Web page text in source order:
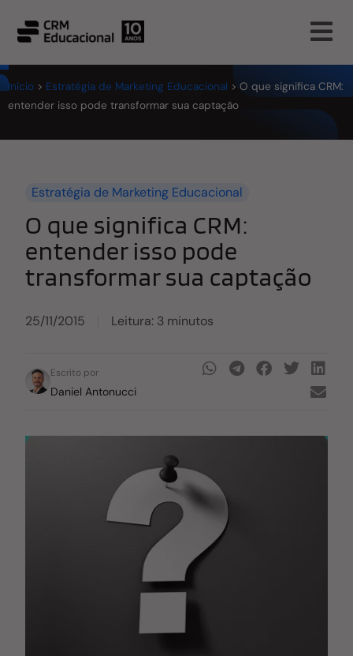
Início > Estratégia de Marketing Educacional > O que significa CRM:
entender isso pode transformar sua captação
Estratégia de Marketing Educacional
O que significa CRM:
entender isso pode
transformar sua captação
25/11/2015 Leitura: 3 minutos
Escrito por
Daniel Antonucci